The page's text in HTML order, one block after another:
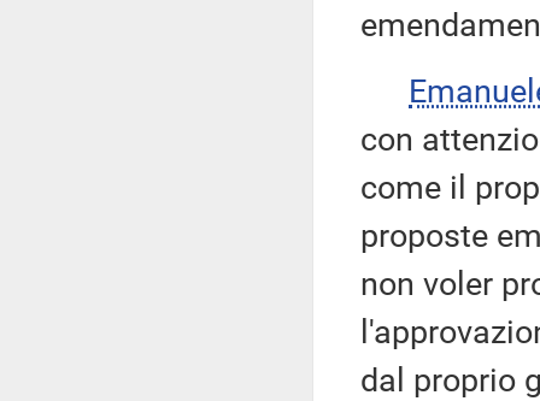
con
come il
proposte
non voler
dal proprio